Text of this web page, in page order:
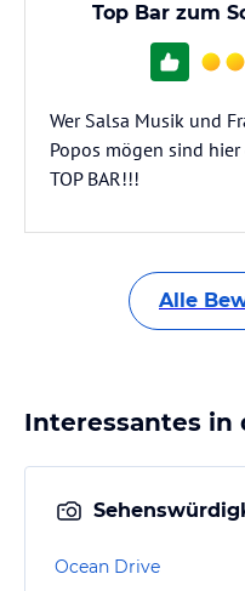
Top Bar zum
Wer Salsa Musik und
Popos mögen sind
TOP BAR!!!
Alle
Interessantes in
Ocean Drive